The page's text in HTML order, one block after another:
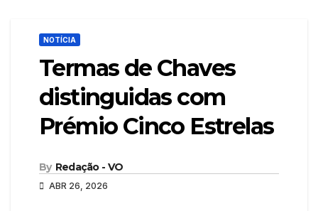
NOTÍCIA
Termas de Chaves
distinguidas com
Prémio Cinco Estrelas
By Redação - VO
ABR 26, 2026